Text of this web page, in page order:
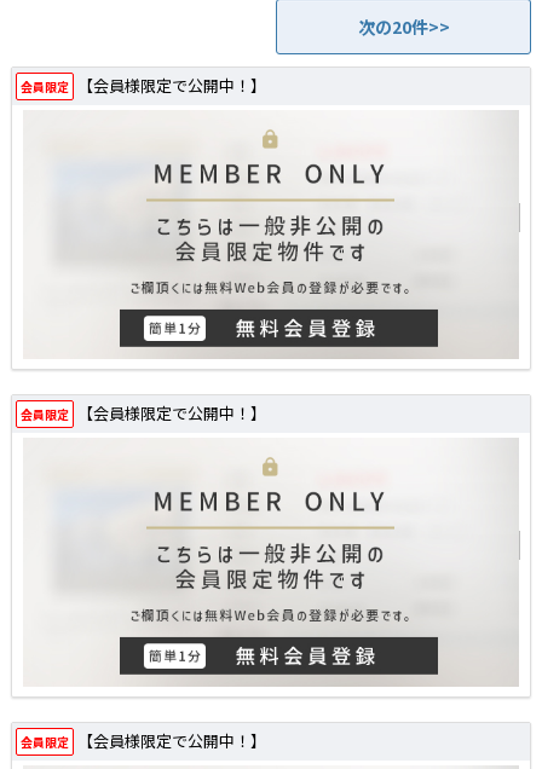
次の20件>>
会員限定 【会員様限定で公開中！】
会員限定 【会員様限定で公開中！】
会員限定 【会員様限定で公開中！】